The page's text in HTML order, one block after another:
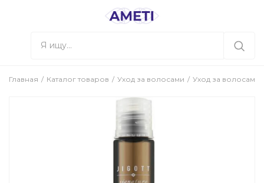
Главная Каталог товаров Уход за волосами Уход за волосами